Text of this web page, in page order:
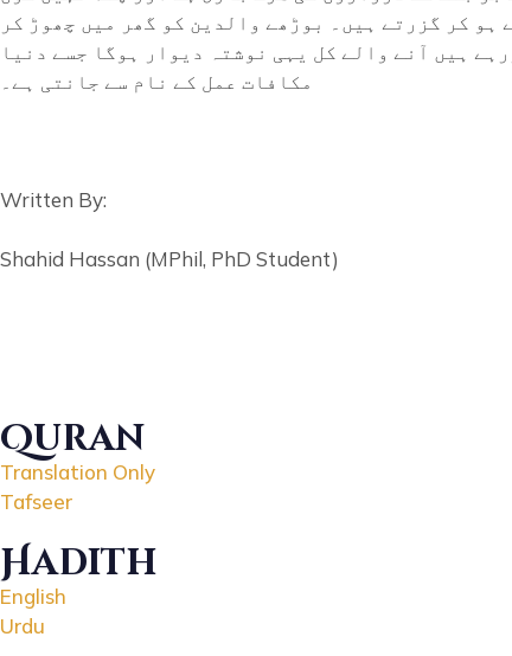
کر گزرتے ہیں۔ بوڑھے والدین کو گھر میں چھوڑ کر
ہیں آنے والے کل یہی نوشتہ دیوار ہوگا جسے دنیا
Written By:
Shahid Hassan (MPhil, PhD Student)
Quran
Translation Only
Tafseer
Hadith
English
Urdu